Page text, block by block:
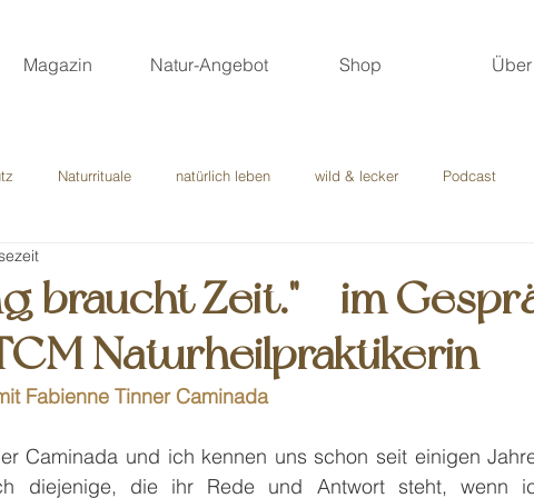
Magazin Natur-Angebot Shop Über
Naturrituale natürlich leben wild & lecker Podcast
Moderne Märchen
braucht Zeit." - im
Naturheilpraktikerin
Fabienne Tinner Caminada
Caminada und ich kennen uns schon seit einigen
diejenige, die ihr Rede und Antwort steht, wenn